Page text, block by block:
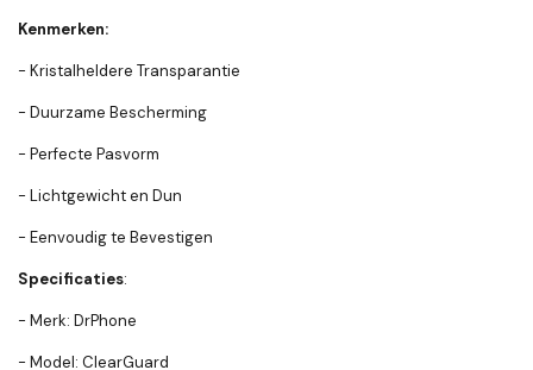
Kenmerken:
- Kristalheldere Transparantie
- Duurzame Bescherming
- Perfecte Pasvorm
- Lichtgewicht en Dun
- Eenvoudig te Bevestigen
Specificaties:
- Merk: DrPhone
- Model: ClearGuard